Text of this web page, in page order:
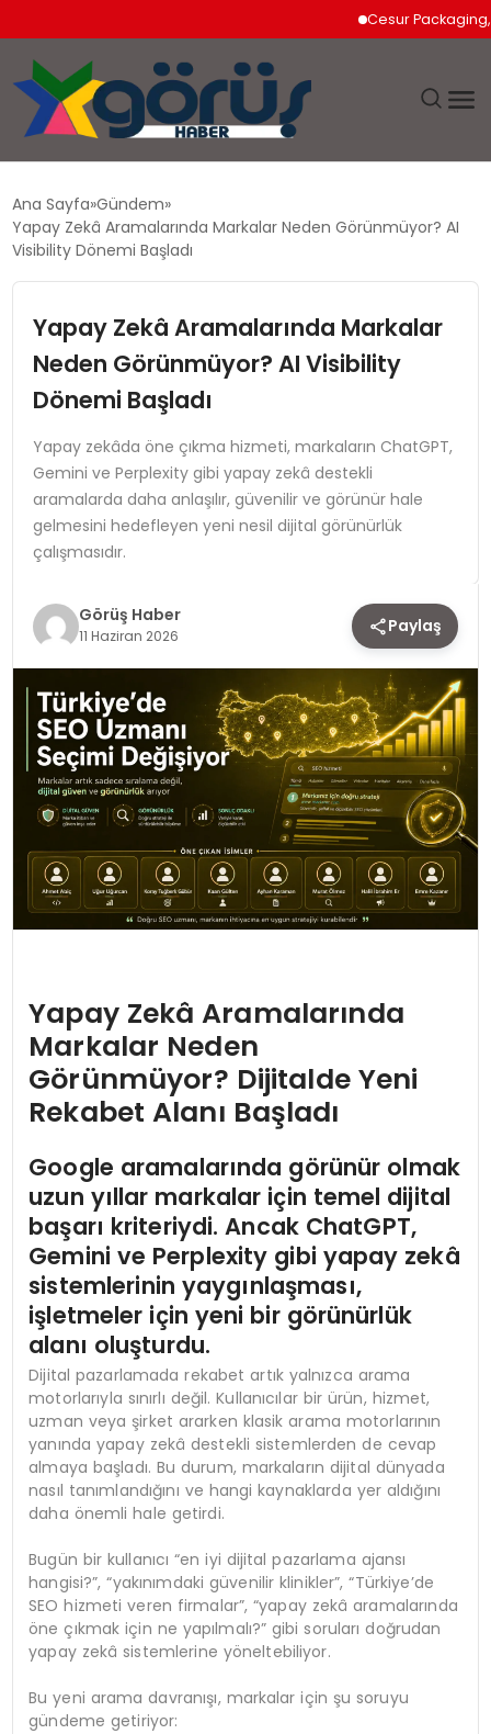
Cesur Packaging,
EKONOMI
MAGAZIN
SPOR
TEKNOLOJI
Ana Sayfa Gündem
Yapay Zekâ Aramalarında Markalar Neden Görünmüyor? AI
Visibility Dönemi Başladı
Yapay Zekâ Aramalarında Markalar
Neden Görünmüyor? AI Visibility
Dönemi Başladı
Yapay zekâda öne çıkma hizmeti, markaların ChatGPT,
Gemini ve Perplexity gibi yapay zekâ destekli
aramalarda daha anlaşılır, güvenilir ve görünür hale
gelmesini hedefleyen yeni nesil dijital görünürlük
çalışmasıdır.
Görüş Haber
11 Haziran 2026 Paylaş
Yapay Zekâ Aramalarında
Markalar Neden
Görünmüyor? Dijitalde Yeni
Rekabet Alanı Başladı
Google aramalarında görünür olmak
uzun yıllar markalar için temel dijital
başarı kriteriydi. Ancak ChatGPT,
Gemini ve Perplexity gibi yapay zekâ
sistemlerinin yaygınlaşması,
işletmeler için yeni bir görünürlük
alanı oluşturdu.
Dijital pazarlamada rekabet artık yalnızca arama
motorlarıyla sınırlı değil. Kullanıcılar bir ürün, hizmet,
uzman veya şirket ararken klasik arama motorlarının
yanında yapay zekâ destekli sistemlerden de cevap
almaya başladı. Bu durum, markaların dijital dünyada
nasıl tanımlandığını ve hangi kaynaklarda yer aldığını
daha önemli hale getirdi.
Bugün bir kullanıcı “en iyi dijital pazarlama ajansı
hangisi?”, “yakınımdaki güvenilir klinikler”, “Türkiye’de
SEO hizmeti veren firmalar”, “yapay zekâ aramalarında
öne çıkmak için ne yapılmalı?” gibi soruları doğrudan
yapay zekâ sistemlerine yöneltebiliyor.
Bu yeni arama davranışı, markalar için şu soruyu
gündeme getiriyor: